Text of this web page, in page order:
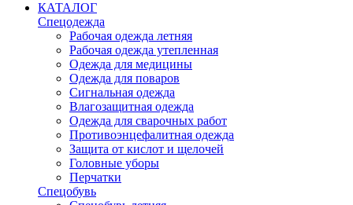
КАТАЛОГ
Спецодежда
Рабочая одежда летняя
Рабочая одежда утепленная
Одежда для медицины
Одежда для поваров
Сигнальная одежда
Влагозащитная одежда
Одежда для сварочных работ
Противоэнцефалитная одежда
Защита от кислот и щелочей
Головные уборы
Перчатки
Спецобувь